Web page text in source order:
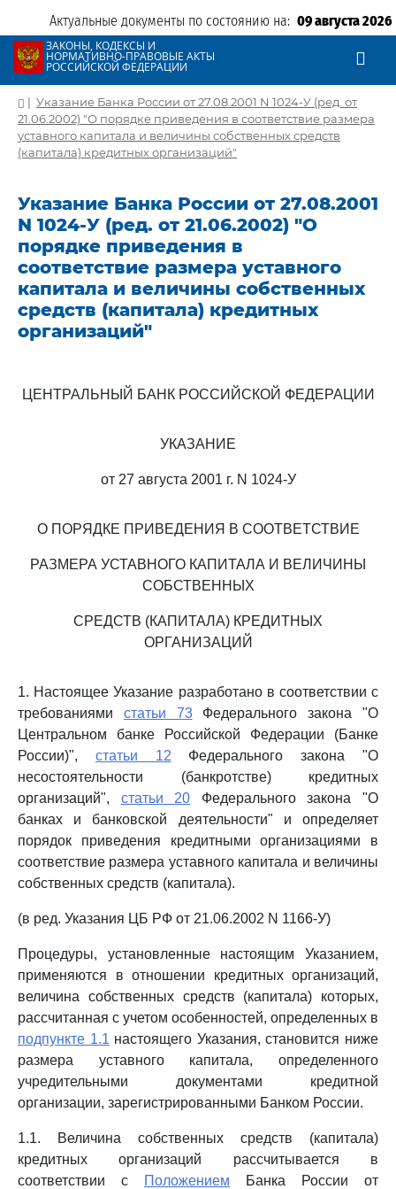
Актуальные документы по состоянию на: 09 августа 2026
ЗАКОНЫ, КОДЕКСЫ И
НОРМАТИВНО-ПРАВОВЫЕ АКТЫ
РОССИЙСКОЙ ФЕДЕРАЦИИ
| Указание Банка России от 27.08.2001 N 1024-У (ред. от
21.06.2002) "О порядке приведения в соответствие размера
уставного капитала и величины собственных средств
(капитала) кредитных организаций"
Указание Банка России от 27.08.2001
N 1024-У (ред. от 21.06.2002) "О
порядке приведения в
соответствие размера уставного
капитала и величины собственных
средств (капитала) кредитных
организаций"
ЦЕНТРАЛЬНЫЙ БАНК РОССИЙСКОЙ ФЕДЕРАЦИИ
УКАЗАНИЕ
от 27 августа 2001 г. N 1024-У
О ПОРЯДКЕ ПРИВЕДЕНИЯ В СООТВЕТСТВИЕ
РАЗМЕРА УСТАВНОГО КАПИТАЛА И ВЕЛИЧИНЫ
СОБСТВЕННЫХ
СРЕДСТВ (КАПИТАЛА) КРЕДИТНЫХ
ОРГАНИЗАЦИЙ
1. Настоящее Указание разработано в соответствии с
требованиями статьи 73Федерального закона "О
Центральном банке Российской Федерации (Банке
России)", статьи 12 Федерального закона "О
несостоятельности (банкротстве) кредитных
организаций", статьи 20 Федерального закона "О
банках и банковской деятельности" и определяет
порядок приведения кредитными организациями в
соответствие размера уставного капитала и величины
собственных средств (капитала).
(в ред. Указания ЦБ РФ от 21.06.2002 N 1166-У)
Процедуры, установленные настоящим Указанием,
применяются в отношении кредитных организаций,
величина собственных средств (капитала) которых,
рассчитанная с учетом особенностей, определенных в
подпункте 1.1 настоящего Указания, становится ниже
размера уставного капитала, определенного
учредительными документами кредитной
организации, зарегистрированными Банком России.
1.1. Величина собственных средств (капитала)
кредитных организаций рассчитывается в
соответствии с
Положением Банка России от